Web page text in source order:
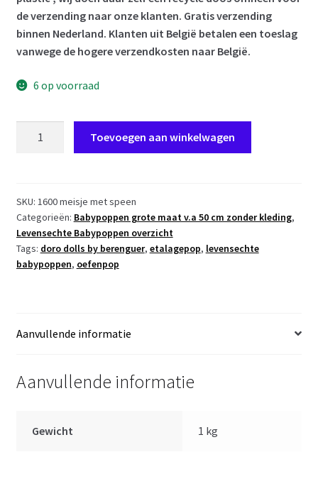
de verzending naar onze klanten. Gratis verzending
binnen Nederland. Klanten uit België betalen een toeslag
vanwege de hogere verzendkosten naar België.
6 op voorraad
Meisje
fullbody
blank
inclusief
speen
Toevoegen aan winkelwagen
SKU: 1600 meisje met speen
Categorieën: Babypoppen grote maat v.a 50 cm zonder kleding,
Levensechte Babypoppen overzicht
Tags: doro dolls by berenguer, etalagepop, levensechte
babypoppen, oefenpop
Aanvullende informatie
Aanvullende informatie
Gewicht 1 kg